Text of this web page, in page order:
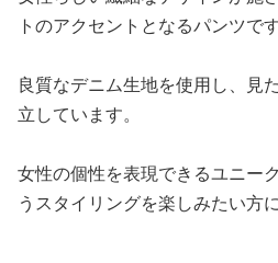
トのアクセントとなるパンツです
良質なデニム生地を使用し、見
立しています。
女性の個性を表現できるユニー
うスタイリングを楽しみたい方